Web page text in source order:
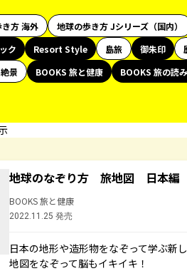
方 海外 地球の歩き方 Jシリーズ（国内）
ク
Resort Style 島旅 御朱印
景
BOOKS 旅と健康 BOOKS 旅の読
地球のなぞり方 旅地図 日本編
BOOKS 旅と健康
2022.11.25 発売
日本の地形や造形物をなぞって学ぶ新
地図をなぞって脳もイキイキ！